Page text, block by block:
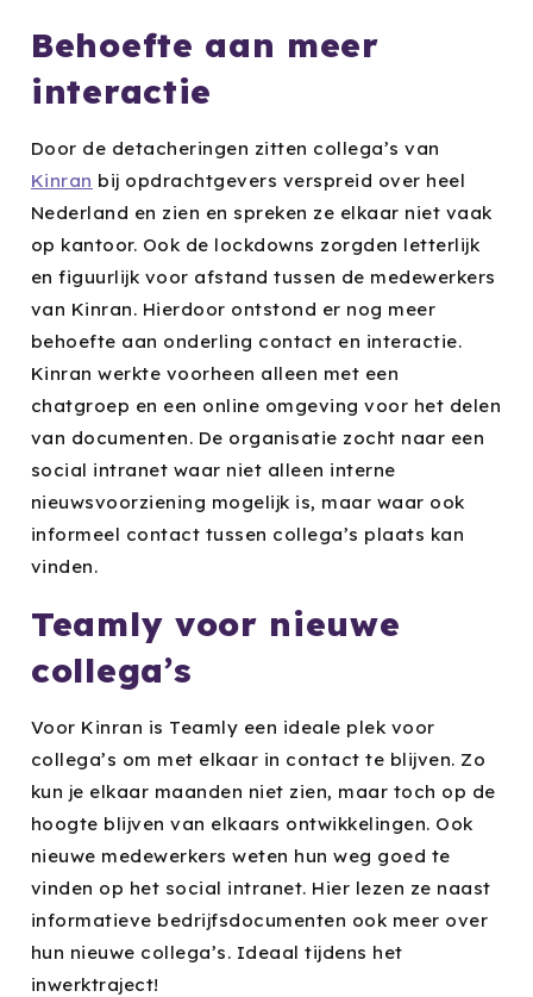
Behoefte aan meer
interactie
Door de detacheringen zitten collega’s van
Kinran bij opdrachtgevers verspreid over heel
Nederland en zien en spreken ze elkaar niet vaak
op kantoor. Ook de lockdowns zorgden letterlijk
en figuurlijk voor afstand tussen de medewerkers
van Kinran. Hierdoor ontstond er nog meer
behoefte aan onderling contact en interactie.
Kinran werkte voorheen alleen met een
chatgroep en een online omgeving voor het delen
van documenten. De organisatie zocht naar een
social intranet waar niet alleen interne
nieuwsvoorziening mogelijk is, maar waar ook
informeel contact tussen collega’s plaats kan
vinden.
Teamly voor nieuwe
collega’s
Voor Kinran is Teamly een ideale plek voor
collega’s om met elkaar in contact te blijven. Zo
kun je elkaar maanden niet zien, maar toch op de
hoogte blijven van elkaars ontwikkelingen. Ook
nieuwe medewerkers weten hun weg goed te
vinden op het social intranet. Hier lezen ze naast
informatieve bedrijfsdocumenten ook meer over
hun nieuwe collega’s. Ideaal tijdens het
inwerktraject!